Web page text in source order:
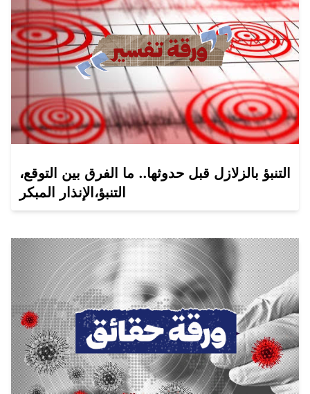
التنبؤ بالزلازل قبل حدوثها.. ما الفرق بين التوقع،
التنبؤ،الإنذار المبكر